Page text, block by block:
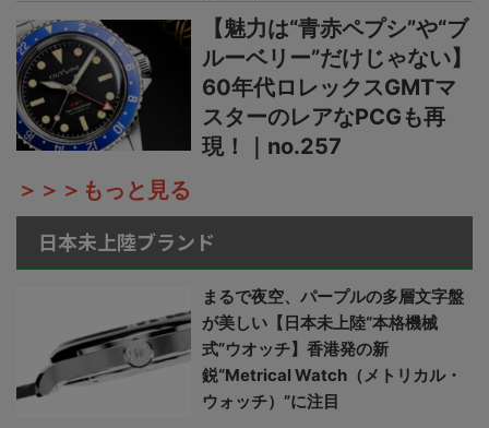
【魅力は“青赤ペプシ”や“ブ
ルーベリー”だけじゃない】
60年代ロレックスGMTマ
スターのレアなPCGも再
現！｜no.257
＞＞＞もっと見る
日本未上陸ブランド
まるで夜空、パープルの多層文字盤
が美しい【日本未上陸“本格機械
式”ウオッチ】香港発の新
鋭“Metrical Watch（メトリカル・
ウォッチ）”に注目